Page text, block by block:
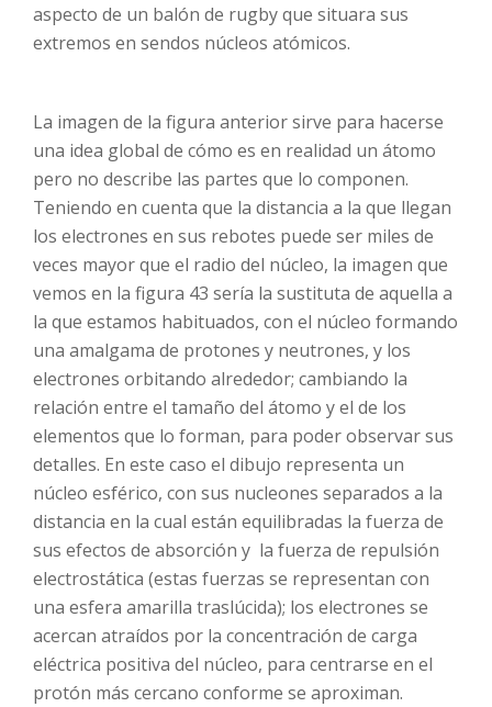
aspecto de un balón de rugby que situara sus
extremos en sendos núcleos atómicos.
La imagen de la figura anterior sirve para hacerse
una idea global de cómo es en realidad un átomo
pero no describe las partes que lo componen.
Teniendo en cuenta que la distancia a la que llegan
los electrones en sus rebotes puede ser miles de
veces mayor que el radio del núcleo, la imagen que
vemos en la figura 43 sería la sustituta de aquella a
la que estamos habituados, con el núcleo formando
una amalgama de protones y neutrones, y los
electrones orbitando alrededor; cambiando la
relación entre el tamaño del átomo y el de los
elementos que lo forman, para poder observar sus
detalles. En este caso el dibujo representa un
núcleo esférico, con sus nucleones separados a la
distancia en la cual están equilibradas la fuerza de
sus efectos de absorción y la fuerza de repulsión
electrostática (estas fuerzas se representan con
una esfera amarilla traslúcida); los electrones se
acercan atraídos por la concentración de carga
eléctrica positiva del núcleo, para centrarse en el
protón más cercano conforme se aproximan.